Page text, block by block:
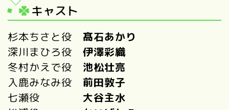
キャスト
杉本ちさと役 髙石あかり
深川まひろ役 伊澤彩織
冬村かえで役 池松壮亮
入鹿みなみ役 前田敦子
七瀬役 大谷主水